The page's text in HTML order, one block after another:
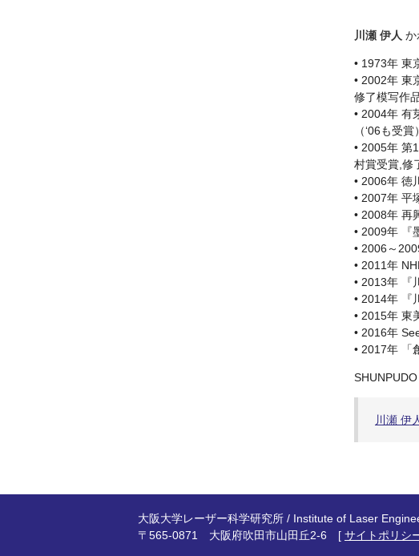
川瀬 伊人 か
• 1973年 東
• 2002年 東
修了模写作
• 2004年 有
（‘06も受賞）
• 2005年 第
村賞受賞,修
• 2006年 徳
• 2007年 平
• 2008年 再
• 2009年 『
• 2006～
• 2011年
• 2013年 『
• 2014年 『
• 2015年 東
• 2016年
• 2017年 「
川瀬 伊
大阪大学レーザー科学研究所 / Institute of Laser
〒565-0871 大阪府吹田市山田丘2-6 [ サイトポリシ